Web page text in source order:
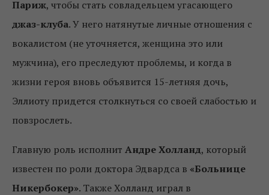
Париж, чтобы стать совладельцем угасающего
джаз-клуба. У него натянутые личные отношения с
вокалистом (не уточняется, женщина это или
мужчина), его преследуют проблемы, и когда в
жизни героя вновь объявится 15-летняя дочь,
Эллиоту придется столкнуться со своей слабостью и
повзрослеть.
Главную роль исполнит Андре Холланд, который
известен по роли доктора Эдвардса в «Больнице
Никербокер». Также Холланд играл в